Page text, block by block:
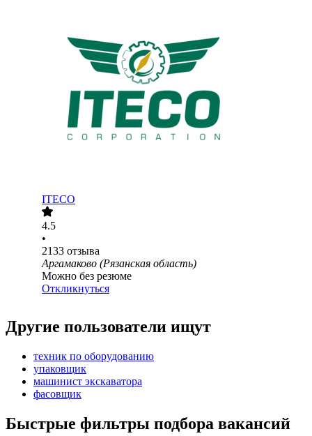
ITECO
4.5
•
2133 отзыва
Аргамаково (Рязанская область)
Можно без резюме
Откликнуться
Другие пользователи ищут
техник по оборудованию
упаковщик
машинист экскаватора
фасовщик
Быстрые фильтры подбора вакансий